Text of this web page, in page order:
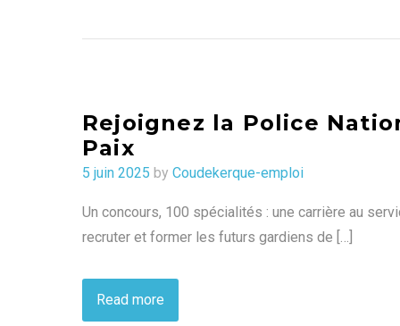
Rejoignez la Police
Paix
Posted
5 juin 2025 by Coudekerque-emploi
Un concours, 100 spécialités : une carrière au
recruter et former les futurs gardiens de […]
Read more